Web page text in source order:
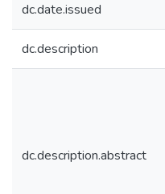
dc.date.issued
dc.description
dc.description.abstract